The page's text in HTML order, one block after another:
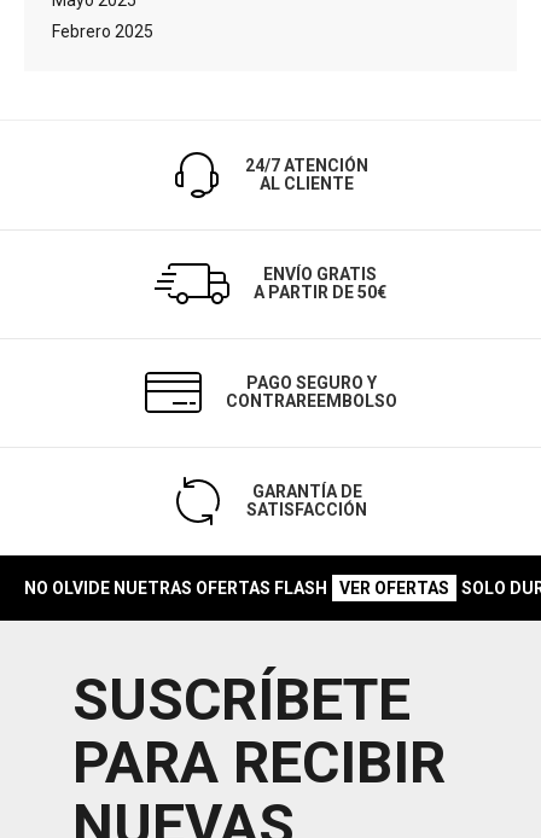
Febrero 2025
24/7 ATENCIÓN
AL CLIENTE
ENVÍO GRATIS
A PARTIR DE 50€
PAGO SEGURO Y
CONTRAREEMBOLSO
GARANTÍA DE
SATISFACCIÓN
OLVIDE NUETRAS OFERTAS FLASH VER OFERTAS SOLO
SUSCRÍBETE
PARA RECIBIR